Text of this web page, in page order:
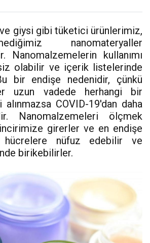
giysi gibi tüketici ürünlerimiz,
nanomateryaller
Nanomalzemelerin kullanımı
olabilir ve içerik listelerinde
bir endişe nedenidir, çünkü
uzun vadede herhangi bir
COVID-19'dan daha
Nanomalzemeleri ölçmek
girerler ve en endişe
nüfuz edebilir ve
birikebilirler.